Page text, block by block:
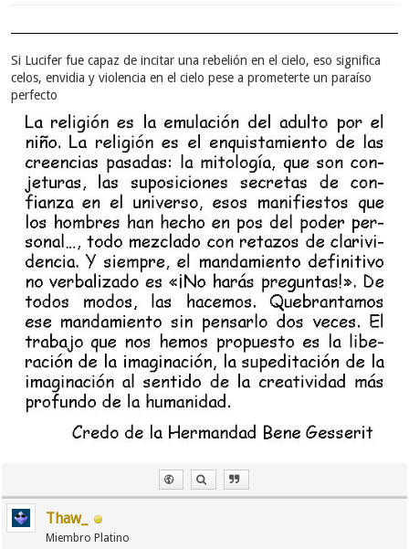
Si Lucifer fue capaz de incitar una rebelión en el cielo, eso significa
celos, envidia y violencia en el cielo pese a prometerte un paraíso
perfecto
Thaw_
Miembro Platino